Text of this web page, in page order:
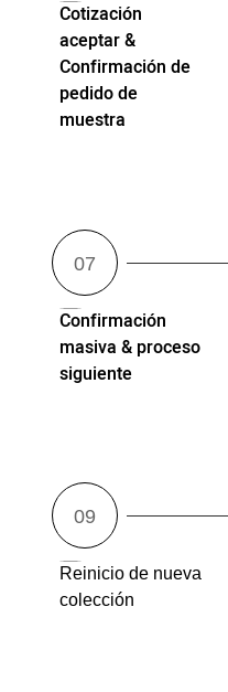
Cotización
aceptar &
Confirmación de
pedido de
muestra
Confirmación
masiva & proceso
siguiente
Reinicio de nueva
colección